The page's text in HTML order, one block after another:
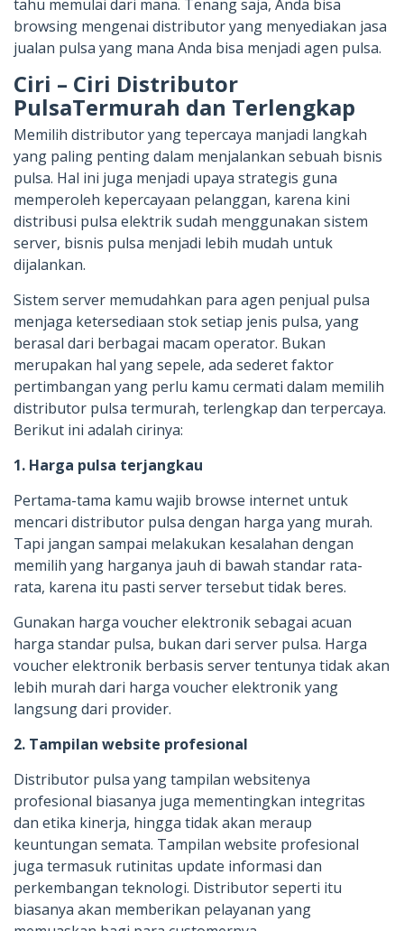
tahu memulai dari mana. Tenang saja, Anda bisa
browsing mengenai distributor yang menyediakan jasa
jualan pulsa yang mana Anda bisa menjadi agen pulsa.
Ciri – Ciri Distributor
PulsaTermurah dan Terlengkap
Memilih distributor yang tepercaya manjadi langkah
yang paling penting dalam menjalankan sebuah bisnis
pulsa. Hal ini juga menjadi upaya strategis guna
memperoleh kepercayaan pelanggan, karena kini
distribusi pulsa elektrik sudah menggunakan sistem
server, bisnis pulsa menjadi lebih mudah untuk
dijalankan.
Sistem server memudahkan para agen penjual pulsa
menjaga ketersediaan stok setiap jenis pulsa, yang
berasal dari berbagai macam operator. Bukan
merupakan hal yang sepele, ada sederet faktor
pertimbangan yang perlu kamu cermati dalam memilih
distributor pulsa termurah, terlengkap dan terpercaya.
Berikut ini adalah cirinya:
1. Harga pulsa terjangkau
Pertama-tama kamu wajib browse internet untuk
mencari distributor pulsa dengan harga yang murah.
Tapi jangan sampai melakukan kesalahan dengan
memilih yang harganya jauh di bawah standar rata-
rata, karena itu pasti server tersebut tidak beres.
Gunakan harga voucher elektronik sebagai acuan
harga standar pulsa, bukan dari server pulsa. Harga
voucher elektronik berbasis server tentunya tidak akan
lebih murah dari harga voucher elektronik yang
langsung dari provider.
2. Tampilan website profesional
Distributor pulsa yang tampilan websitenya
profesional biasanya juga mementingkan integritas
dan etika kinerja, hingga tidak akan meraup
keuntungan semata. Tampilan website profesional
juga termasuk rutinitas update informasi dan
perkembangan teknologi. Distributor seperti itu
biasanya akan memberikan pelayanan yang